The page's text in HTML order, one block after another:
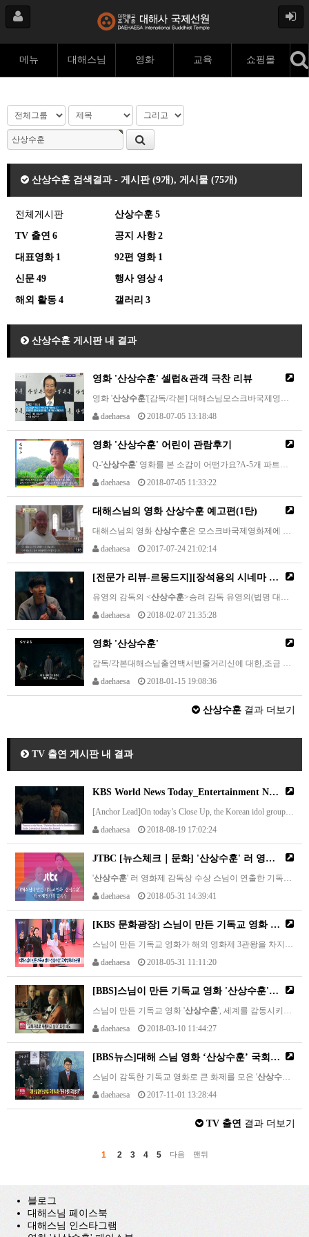
메뉴 대해스님 영화 교육 쇼핑몰
산상수훈 검색결과 - 게시판 (9개), 게시물 (75개)
전체게시판 산상수훈 5
TV 출연 6 공지 사항 2
대표영화 1 92편 영화 1
신문 49 행사 영상 4
해외 활동 4 갤러리 3
산상수훈 게시판 내 결과
영화 '산상수훈' 셀럽&관객 극찬 리뷰
영화 '산상수훈'[감독/각본] 대해스님모스크바국제영화제 공식 초청작, 교회도 목사님도 알려주지 않았던 놀라운 진실과 믿음에 관한 이야기 <
daehaesa
2018-07-05 13:18:48
영화 '산상수훈' 어린이 관람후기
Q-'산상수훈' 영화를 본 소감이 어떤가요?A-5개 파트를 몰아서 보니까 더 실감나고 머리에 내용이 쏙쏙 들어왔어요.제가 궁금해 하는 해답 같은 게, 궁금해 했으니까,머리에 답이 다 들어왔어요.제가 하나님이 보고 싶은데 하나님을 보는 방법이 없을까?생각했거든요.그런데 하나님의 본질도 금이고 나의 본질도 금인 걸 알아서하나님이 내 마음 안에 있다는 걸 알았어요.내가 하나님이고, 하나님이 나라는 걸 알았어요.학교에서 친구들과 싸울 때 '넌 나쁜 아이야!,…
daehaesa
2018-07-05 11:33:22
대해스님의 영화 산상수훈 예고편(1탄)
대해스님의 영화 산상수훈은 모스크바국제영화제에 초청받았다.인간의 본질을 다룬 영화로 관객들에게 삶의 이정표를 명확하게 제시해주는 지적이고 철학적인 최고의 화제작
daehaesa
2017-07-24 21:02:14
[전문가 리뷰-르몽드지][장석용의 시네마 크리티크] 유영의 감독의 <
유영의 감독의 <산상수훈> 승려 감독 유영의(법명 대해, 조계종 국제선원 원장)는 성인들의 말씀을 주제로 한 시리즈물을 연출해오고 있다. <
daehaesa
2018-02-07 21:35:28
영화 '산상수훈'
감독/각본대해스님출연백서빈줄거리신에 대한,조금 특별한 이야기를 하기 위해동굴 속에 모인8명의 청년들!천국이 정말 존재 하는 걸까?착하게 살면,나는 정말 천국에 갈 수 있을까?하나님은 선악과를 왜 만들어 우리를 시험에 빠트렸을까?하나님은 왜 나의 고통은 돌봐 주시지 않는 걸까?누구도 속 시원히 말해준 적 없었던 신과 인간과의 관계감히 말할 수 없어 묻어뒀었지만누구나 한 번쯤은 떠올렸던 궁금증들.무조건적인 믿음만으로 강요될 수 없는난해하고 철학적인 질문들이…
daehaesa
2018-01-15 19:08:36
산상수훈 결과 더보기
TV 출연 게시판 내 결과
KBS World News Today_Entertainment News_영화 '
[Anchor Lead]On today’s Close Up, the Korean idol group sensation BTS has sold out tickets to its upcoming tour in the U.S. and Europe. Movie director Kim Ki-duk has taken legal action to deny sexual assault allegations against him. And a film on Christia…
daehaesa
2018-08-19 17:02:24
JTBC [뉴스체크｜문화] '산상수훈' 러 영화제 감독상
'산상수훈' 러 영화제 감독상 수상 스님이 연출한 기독교 영화입니다. '
daehaesa
2018-05-31 14:39:41
[KBS 문화광장] 스님이 만든 기독교 영화 ‘ 산상수
스님이 만든 기독교 영화가 해외 영화제 3관왕을 차지했습니다.영화 '
daehaesa
2018-05-31 11:11:20
[BBS]스님이 만든 기독교 영화 '산상수훈', 세계를 감동시키다
스님이 만든 기독교 영화 '산상수훈', 세계를 감동시키다스님이 만든 기독교 영화 ‘
daehaesa
2018-03-10 11:44:27
[BBS뉴스]대해 스님 영화 ‘산상수훈’ 국회 시사회...“종교 화합이 국회 협치로”
스님이 감독한 기독교 영화로 큰 화제를 모은 '산상수훈
daehaesa
2017-11-01 13:28:44
TV 출연 결과 더보기
1 2 3 4 5 다음 맨뒤
블로그
대해스님 페이스북
대해스님 인스타그램